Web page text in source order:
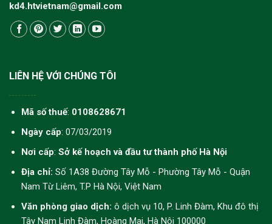
kd4.htvietnam@gmail.com
LIÊN HỆ VỚI CHÚNG TÔI
Mã số thuế: 0108628671
Ngày cấp: 07/03/2019
Nơi cấp: Sở kế hoạch và đầu tư thành phố Hà Nội
Địa chỉ: Số 1A38 Đường Tây Mỗ - Phường Tây Mỗ - Quận
Nam Từ Liêm, T.P Hà Nội, Việt Nam
Văn phòng giao dịch: ô dịch vụ 10, P. Linh Đàm, Khu đô thị
Tây Nam Linh Đàm, Hoàng Mai, Hà Nội 100000